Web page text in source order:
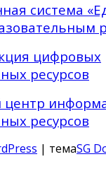
система
цифровых
ресурсов
ресурсов
| темаSG